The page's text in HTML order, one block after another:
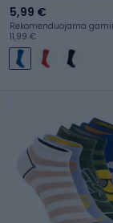
5,99 €
Rekomenduojama
11,99 €